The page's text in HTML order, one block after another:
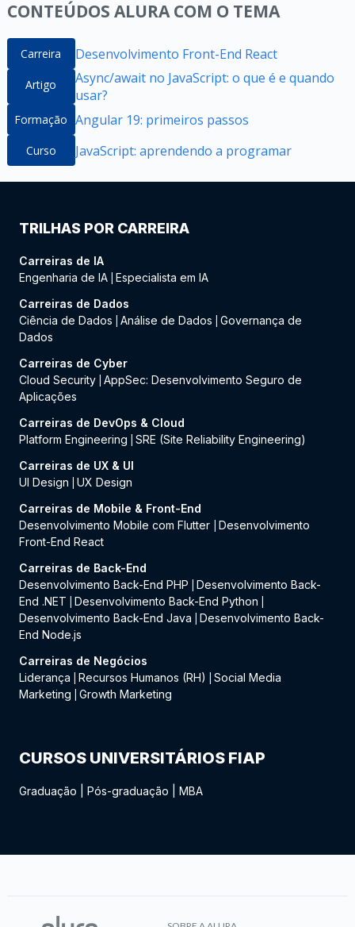
CONTEÚDOS ALURA COM O TEMA
Carreira Desenvolvimento Front-End React
Artigo
Async/await no JavaScript: o que é e quando
usar?
Formação Angular 19: primeiros passos
Curso JavaScript: aprendendo a programar
TRILHAS POR CARREIRA
Carreiras de IA
Engenharia de IA Especialista em IA
Carreiras de Dados
Ciência de Dados
Análise de Dados
Governança de
Dados
Carreiras de Cyber
Cloud Security AppSec: Desenvolvimento Seguro de
Aplicações
Carreiras de DevOps & Cloud
Platform Engineering
SRE (Site Reliability Engineering)
Carreiras de UX & UI
UI Design
UX Design
Carreiras de Mobile & Front-End
Desenvolvimento Mobile com Flutter
Desenvolvimento
Front-End React
Carreiras de Back-End
Desenvolvimento Back-End PHP
Desenvolvimento Back-
End .NET
Desenvolvimento Back-End Python
Desenvolvimento Back-End Java
Desenvolvimento Back-
End Node.js
Carreiras de Negócios
Liderança
Recursos Humanos (RH)
Social Media
Marketing
Growth Marketing
CURSOS UNIVERSITÁRIOS FIAP
Graduação Pós-graduação MBA